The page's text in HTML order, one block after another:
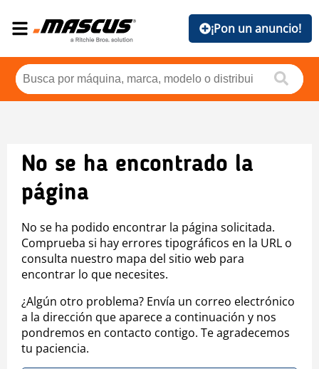
¡Pon un anuncio!
No se ha encontrado la
página
No se ha podido encontrar la página solicitada.
Comprueba si hay errores tipográficos en la URL o
consulta nuestro mapa del sitio web para
encontrar lo que necesites.
¿Algún otro problema? Envía un correo electrónico
a la dirección que aparece a continuación y nos
pondremos en contacto contigo. Te agradecemos
tu paciencia.